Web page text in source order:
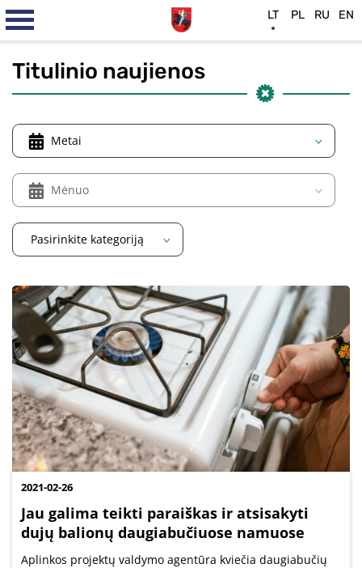
Titulinio naujienos
Metai
Mėnuo
Pasirinkite kategoriją
2021-02-26
Jau galima teikti paraiškas ir atsisakyti
dujų balionų daugiabučiuose namuose
Aplinkos projektų valdymo agentūra kviečia daugiabučių
LT PL RU EN